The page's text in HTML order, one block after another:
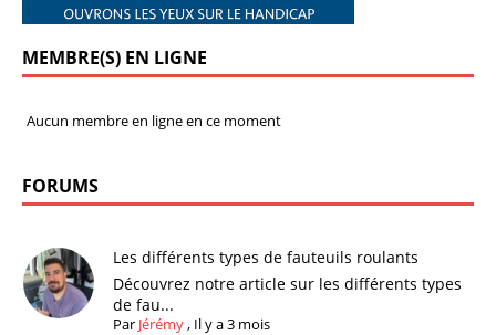
MEMBRE(S) EN LIGNE
Aucun membre en ligne en ce moment
FORUMS
Les différents types de fauteuils roulants
Découvrez notre article sur les différents types
de fau...
Par Jérémy, Il y a 3 mois